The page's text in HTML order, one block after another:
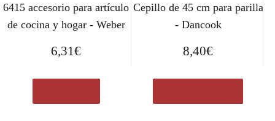
6415 accesorio para artículo
de cocina y hogar - Weber
6,31€
Cepillo de 45 cm para parilla
- Dancook
8,40€